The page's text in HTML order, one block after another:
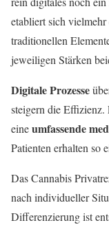
etabliert sich
traditionellen
jeweiligen Stärken
Digitale Prozesse
steigern die Effizienz.
eineumfassende
Patienten erhalten so
Das Cannabis
nach individueller
Differenzierung ist